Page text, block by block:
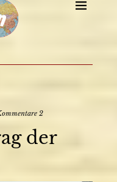
2
der